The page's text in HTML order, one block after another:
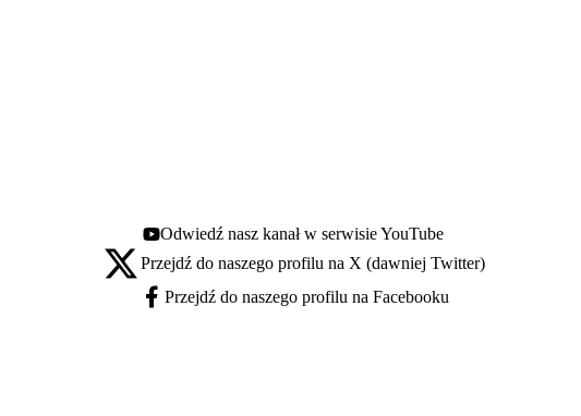
Youtube - otwiera się w nowej karcie
Odwiedź nasz kanał w serwisie YouTube
X - otwiera się w nowej karcie
Przejdź do naszego profilu na X (dawniej Twitter)
Facebook - otwiera się w nowej karcie
Przejdź do naszego profilu na Facebooku